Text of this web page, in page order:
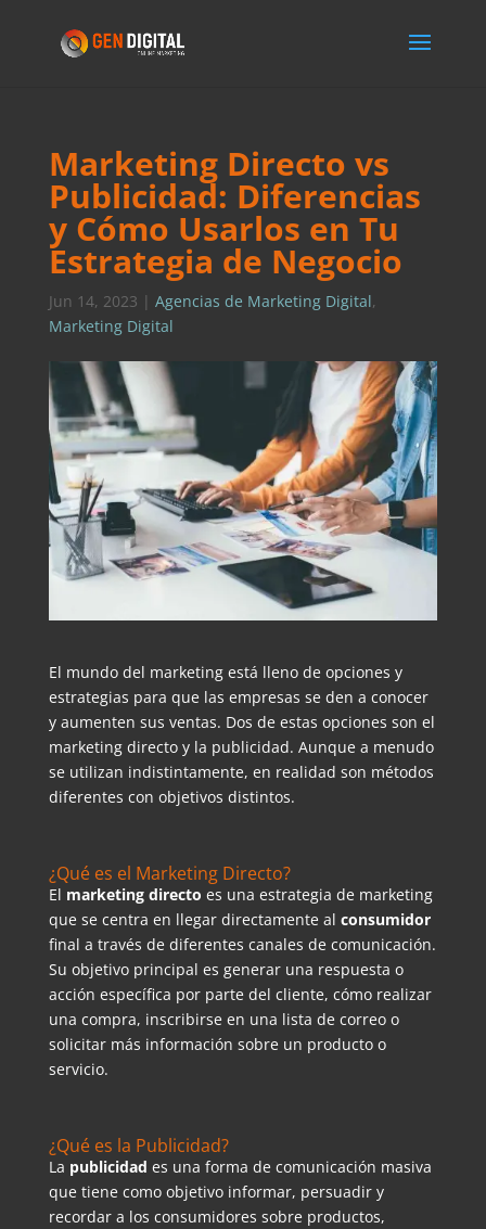
Marketing Directo vs
Publicidad: Diferencias
y Cómo Usarlos en Tu
Estrategia de Negocio
Jun 14, 2023 | Agencias de Marketing Digital,
Marketing Digital
El mundo del marketing está lleno de opciones y
estrategias para que las empresas se den a conocer
y aumenten sus ventas. Dos de estas opciones son el
marketing directo y la publicidad. Aunque a menudo
se utilizan indistintamente, en realidad son métodos
diferentes con objetivos distintos.
¿Qué es el Marketing Directo?
El marketing directo es una estrategia de marketing
que se centra en llegar directamente al consumidor
final a través de diferentes canales de comunicación.
Su objetivo principal es generar una respuesta o
acción específica por parte del cliente, cómo realizar
una compra, inscribirse en una lista de correo o
solicitar más información sobre un producto o
servicio.
¿Qué es la Publicidad?
La publicidad es una forma de comunicación masiva
que tiene como objetivo informar, persuadir y
recordar a los consumidores sobre productos,